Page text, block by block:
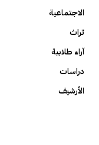
الاجتماعية
تراث
آراء طلابية
دراسات
الأرشيف